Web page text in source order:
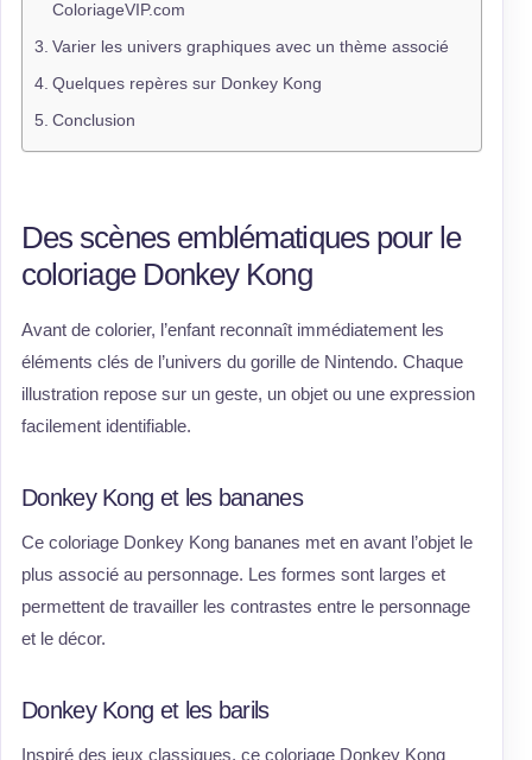
ColoriageVIP.com
Varier les univers graphiques avec un thème associé
Quelques repères sur Donkey Kong
Conclusion
Des scènes emblématiques pour le
coloriage Donkey Kong
Avant de colorier, l’enfant reconnaît immédiatement les
éléments clés de l’univers du gorille de Nintendo. Chaque
illustration repose sur un geste, un objet ou une expression
facilement identifiable.
Donkey Kong et les bananes
Ce coloriage Donkey Kong bananes met en avant l’objet le
plus associé au personnage. Les formes sont larges et
permettent de travailler les contrastes entre le personnage
et le décor.
Donkey Kong et les barils
Inspiré des jeux classiques, ce coloriage Donkey Kong